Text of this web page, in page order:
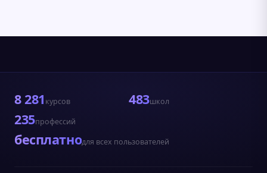
8 281 курсов 483школ
235профессий
бесплатнодля всех пользователей